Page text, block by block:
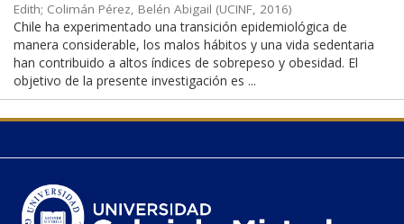
Edith; Colimán Pérez, Belén Abigail (UCINF, 2016)
Chile ha experimentado una transición epidemiológica de
manera considerable, los malos hábitos y una vida sedentaria
han contribuido a altos índices de sobrepeso y obesidad. El
objetivo de la presente investigación es ...